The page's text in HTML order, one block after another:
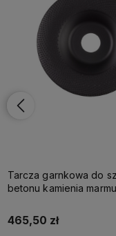
Tarcza garnkowa do
betonu kamienia
465,50 zł